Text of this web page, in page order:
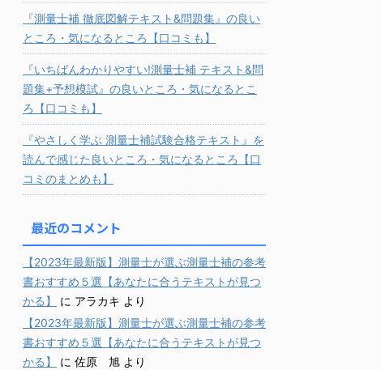
『測量士補 徹底図解テキスト&問題集』の良い
ところ・気になるところ【口コミも】
『いちばんわかりやすい!測量士補 テキスト&問
題集+予想模試』の良いところ・気になるとこ
ろ【口コミも】
『やさしく学ぶ 測量士補試験合格テキスト』を
読んで感じた良いところ・気になるところ【口
コミのまとめも】
最近のコメント
【2023年最新版】測量士が選ぶ測量士補の参考
書おすすめ５選【あなたに合うテキストが見つ
かる】
に アラカキ より
【2023年最新版】測量士が選ぶ測量士補の参考
書おすすめ５選【あなたに合うテキストが見つ
かる】
に 佐原 旭 より